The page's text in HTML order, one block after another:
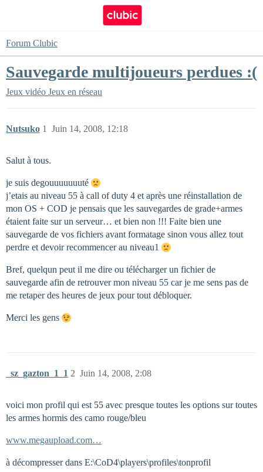
Forum Clubic
Sauvegarde multijoueurs perdues :(
Jeux vidéo Jeux en réseau
Nutsuko Juin 14, 2008, 12:18
1
Salut à tous.
je suis degouuuuuuuté
j’etais au niveau 55 à call of duty 4 et après une réinstallation de
mon OS + COD je pensais que les sauvegardes de grade+armes
étaient faite sur un serveur… et bien non !!! Faite bien une
sauvegarde de vos fichiers avant formatage sinon vous allez tout
perdre et devoir recommencer au niveau1
Bref, quelqun peut il me dire ou télécharger un fichier de
sauvegarde afin de retrouver mon niveau 55 car je me sens pas de
me retaper des heures de jeux pour tout débloquer.
Merci les gens
_sz_gazton_1_1 Juin 14, 2008, 2:08
2
voici mon profil qui est 55 avec presque toutes les options sur toutes
les armes hormis des camo rouge/bleu
www.megaupload.com…
à décompresser dans E:\CoD4\players\profiles\tonprofil